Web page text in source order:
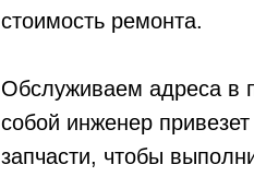
стоимость ремонта.
Обслуживаем адреса в
собой инженер
запчасти, чтобы